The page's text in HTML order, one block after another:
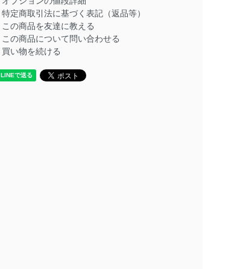
特定商取引法に基づく表記（返品等）
この商品を友達に教える
この商品について問い合わせる
買い物を続ける